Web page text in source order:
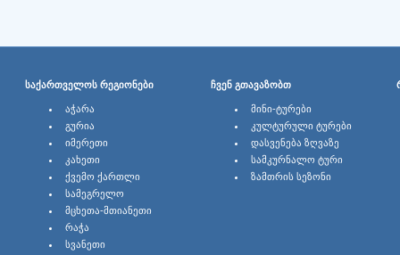
ᲡᲐᲥᲐᲠᲗᲕᲔᲚᲝᲡ ᲠᲔᲒᲘᲝᲜᲔᲑᲘ ᲩᲕᲔᲜ ᲒᲗᲐᲕᲐᲖᲝᲑᲗ
ᲐᲭᲐᲠᲐ
ᲒᲣᲠᲘᲐ
ᲘᲛᲔᲠᲔᲗᲘ
ᲙᲐᲮᲔᲗᲘ
ᲥᲕᲔᲛᲝ ᲥᲐᲠᲗᲚᲘ
ᲡᲐᲛᲔᲒᲠᲔᲚᲝ
ᲛᲪᲮᲔᲗᲐ-ᲛᲗᲘᲐᲜᲔᲗᲘ
ᲠᲐᲭᲐ
ᲡᲕᲐᲜᲔᲗᲘ
ᲛᲘᲜᲘ-ᲢᲣᲠᲔᲑᲘ
ᲙᲣᲚᲢᲣᲠᲣᲚᲘ ᲢᲣᲠᲔᲑᲘ
ᲓᲐᲡᲕᲔᲜᲔᲑᲐ ᲖᲦᲕᲐᲖᲔ
ᲡᲐᲛᲙᲣᲠᲜᲐᲚᲝ ᲢᲣᲠᲘ
ᲖᲐᲛᲗᲠᲘᲡ ᲡᲔᲖᲝᲜᲘ